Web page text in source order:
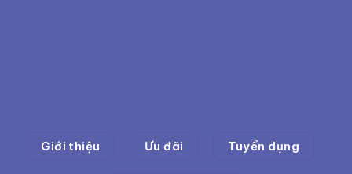
Giới thiệu Ưu đãi Tuyển dụng